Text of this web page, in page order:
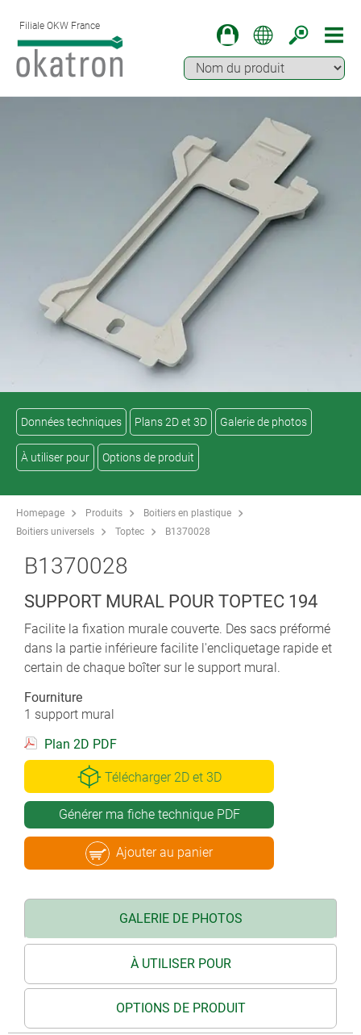
Filiale OKW France
Données techniques Plans 2D et 3D Galerie de photos
À utiliser pour Options de produit
Homepage Produits
Boitiers en plastique
Boitiers universels
Toptec B1370028
B1370028
SUPPORT MURAL POUR TOPTEC 194
Facilite la fixation murale couverte. Des sacs préformé
dans la partie inférieure facilite l'encliquetage rapide et
certain de chaque boîter sur le support mural.
Fourniture
1 support mural
Plan 2D PDF
Télécharger 2D et 3D
Générer ma fiche technique PDF
Ajouter au panier
GALERIE DE PHOTOS
À UTILISER POUR
OPTIONS DE PRODUIT